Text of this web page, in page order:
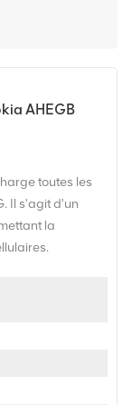
AHEGB
toutes les
Il s'agit d'un
la